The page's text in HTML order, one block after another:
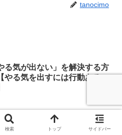
tanocimo
る気が出ない」を解決する方
やる気を出すには行動あるの
れこれ考えるばかりで、なかなか行
く違うことをやってみたり、ダラ
けが過ぎてしまいます。 「やる気
検索 トップ サイドバー